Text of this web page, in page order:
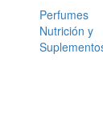
Perfumes
Nutrición y